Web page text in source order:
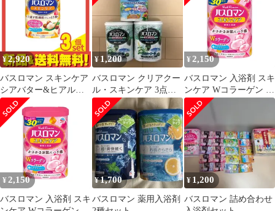
¥2,920
バスロマン スキンケア
シアバター&ヒアルロ
ン酸 600g 3個セット ま
とめ売り
¥ 1,200
バスロマン クリアクー
ル・スキンケア 3点セ
ット
¥ 2,150
バスロマン 入浴剤 スキ
ンケア Wコラーゲン シ
トラスフローラルの香
り 600g 保湿 薬用 入浴
剤 バスソルト 粉末入浴
剤 医薬部外品
¥ 2,150
バスロマン 入浴剤 スキ
¥1,700
バスロマン 薬用入浴剤
¥ 1,200
バスロマン 詰め合わせ